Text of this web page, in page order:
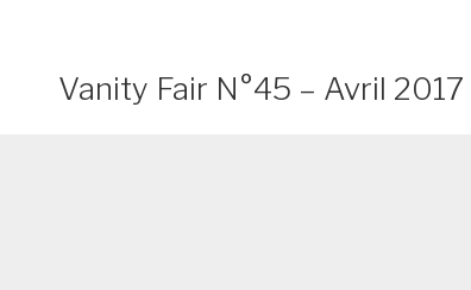
Vanity Fair N°45 – Avril 2017